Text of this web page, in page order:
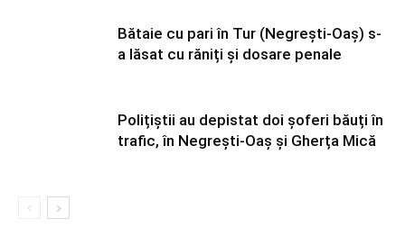
Bătaie cu pari în Tur (Negrești-Oaș) s-
a lăsat cu răniți și dosare penale
Polițiștii au depistat doi șoferi băuți în
trafic, în Negrești-Oaș și Gherța Mică